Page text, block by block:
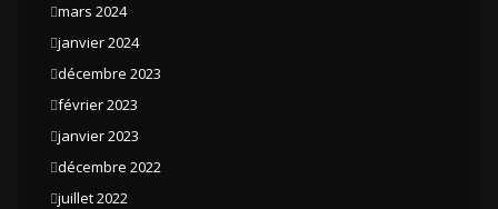
mars 2024
janvier 2024
décembre 2023
février 2023
janvier 2023
décembre 2022
juillet 2022